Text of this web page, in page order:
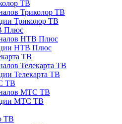
ТВ
Триколор ТВ
Триколор ТВ
Плюс
НТВ Плюс
НТВ Плюс
ТВ
Телекарта ТВ
Телекарта ТВ
ТВ
МТС ТВ
МТС ТВ
ТВ